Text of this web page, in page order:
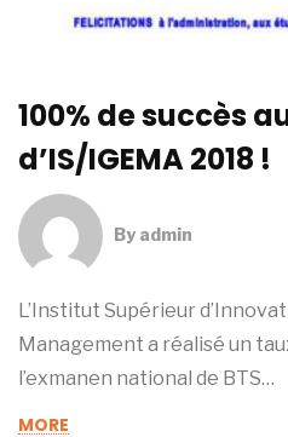
100% de succès
d’IS/IGEMA 2018 !
By admin
L’Institut Supérieur
Management a réalisé un
l’exmanen national de BTS…
MORE